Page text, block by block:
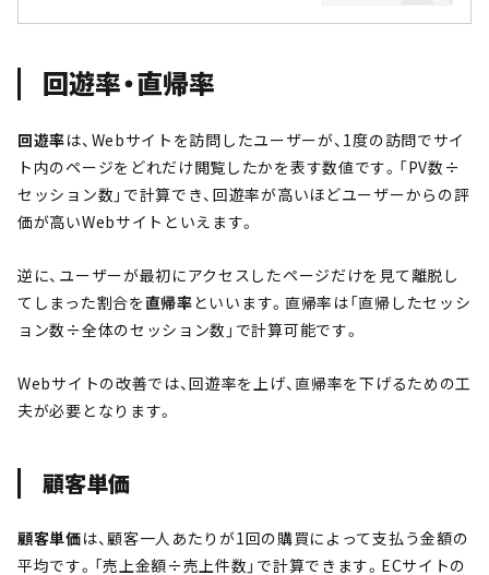
回遊率・直帰率
回遊率は、Webサイトを訪問したユーザーが、1度の訪問でサイ
ト内のページをどれだけ閲覧したかを表す数値です。「PV数÷
セッション数」で計算でき、回遊率が高いほどユーザーからの評
価が高いWebサイトといえます。
逆に、ユーザーが最初にアクセスしたページだけを見て離脱し
てしまった割合を直帰率といいます。直帰率は「直帰したセッシ
ョン数÷全体のセッション数」で計算可能です。
Webサイトの改善では、回遊率を上げ、直帰率を下げるための工
夫が必要となります。
顧客単価
顧客単価は、顧客一人あたりが1回の購買によって支払う金額の
平均です。「売上金額÷売上件数」で計算できます。ECサイトの